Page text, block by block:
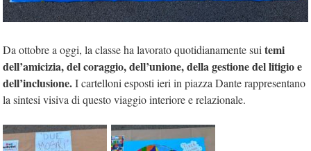
Da ottobre a oggi, la classe ha lavorato quotidianamente sui temi
dell’amicizia, del coraggio, dell’unione, della gestione del litigio e
dell’inclusione.I cartelloni esposti ieri in piazza Dante rappresentano
la sintesi visiva di questo viaggio interiore e relazionale.